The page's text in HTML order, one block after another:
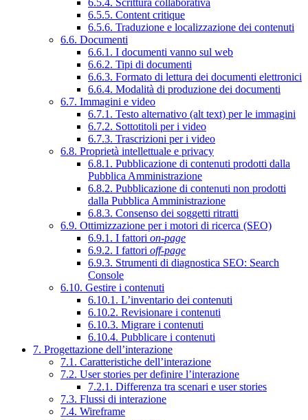
6.5.5. Content critique
6.5.6. Traduzione e localizzazione dei contenuti
6.6. Documenti
6.6.1. I documenti vanno sul web
6.6.2. Tipi di documenti
6.6.3. Formato di lettura dei documenti elettronici
6.6.4. Modalità di produzione dei documenti
6.7. Immagini e video
6.7.1. Testo alternativo (alt text) per le immagini
6.7.2. Sottotitoli per i video
6.7.3. Trascrizioni per i video
6.8. Proprietà intellettuale e privacy
6.8.1. Pubblicazione di contenuti prodotti dalla
Pubblica Amministrazione
6.8.2. Pubblicazione di contenuti non prodotti
dalla Pubblica Amministrazione
6.8.3. Consenso dei soggetti ritratti
6.9. Ottimizzazione per i motori di ricerca (SEO)
6.9.1. I fattori on-page
6.9.2. I fattori off-page
6.9.3. Strumenti di diagnostica SEO: Search
Console
6.10. Gestire i contenuti
6.10.1. L’inventario dei contenuti
6.10.2. Revisionare i contenuti
6.10.3. Migrare i contenuti
6.10.4. Pubblicare i contenuti
7. Progettazione dell’interazione
7.1. Caratteristiche dell’interazione
7.2. User stories per definire l’interazione
7.2.1. Differenza tra scenari e user stories
7.3. Flussi di interazione
7.4. Wireframe